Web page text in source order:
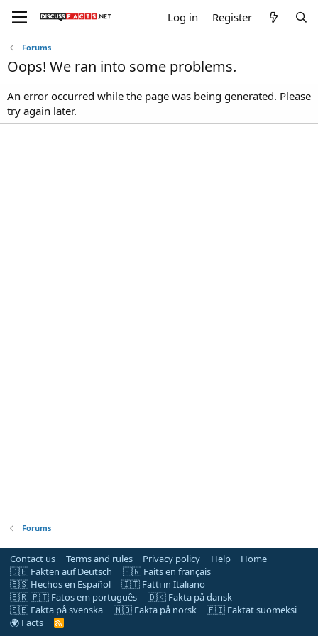
Log in Register
Forums
Oops! We ran into some problems.
An error occurred while the page was being generated. Please
try again later.
Forums
Contact us Terms and rules Privacy policy Help
Home
🇩🇪 Fakten auf Deutsch
🇫🇷 Faits en français
🇪🇸 Hechos en Español
🇮🇹 Fatti in Italiano
🇧🇷 🇵🇹 Fatos em português
🇩🇰 Fakta på dansk
🇸🇪 Fakta på svenska
🇳🇴 Fakta på norsk
🇫🇮 Faktat suomeksi
🌍 Facts
R